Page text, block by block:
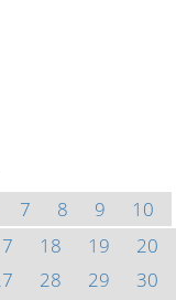
7 8 9
10
18 19
20
28 29
30